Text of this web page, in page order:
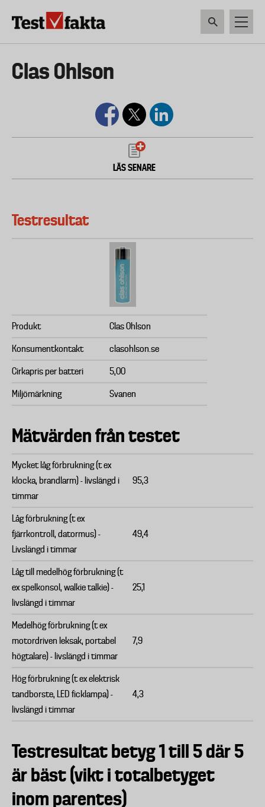
Huvudmeny
ny
Clas Ohlson
LÄS SENARE
Testresultat
Produkt Clas Ohlson
Konsumentkontakt clasohlson.se
Cirkapris per batteri 5,00
Miljömärkning Svanen
Mätvärden från testet
Mycket låg förbrukning (t ex
klocka, brandlarm) - livslängd i
timmar
95,3
Låg förbrukning (t ex
fjärrkontroll, datormus) -
Livslängd i timmar
49,4
Låg till medelhög förbrukning (t
ex spelkonsol, walkie talkie) -
livslängd i timmar
25,1
Medelhög förbrukning (t ex
motordriven leksak, portabel
högtalare) - livslängd i timmar
7,9
Hög förbrukning (t ex elektrisk
tandborste, LED ficklampa) -
livslängd i timmar
4,3
Testresultat betyg 1 till 5 där 5
är bäst (vikt i totalbetyget
inom parentes)